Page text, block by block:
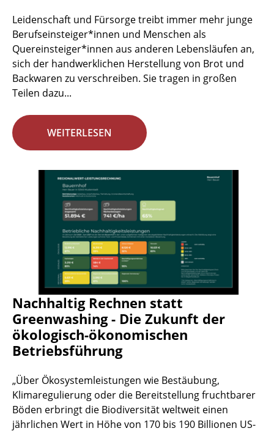
Leidenschaft und Fürsorge treibt immer mehr junge
Berufseinsteiger*innen und Menschen als
Quereinsteiger*innen aus anderen Lebensläufen an,
sich der handwerklichen Herstellung von Brot und
Backwaren zu verschreiben. Sie tragen in großen
Teilen dazu...
WEITERLESEN
Nachhaltig Rechnen statt
Greenwashing - Die Zukunft der
ökologisch-ökonomischen
Betriebsführung
„Über Ökosystemleistungen wie Bestäubung,
Klimaregulierung oder die Bereitstellung fruchtbarer
Böden erbringt die Biodiversität weltweit einen
jährlichen Wert in Höhe von 170 bis 190 Billionen US-